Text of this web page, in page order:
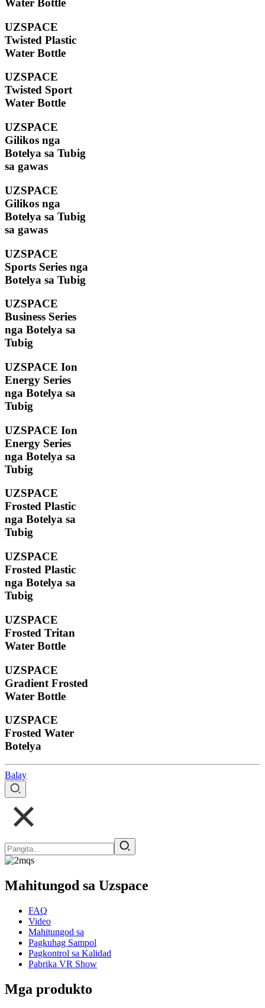
Water Bottle
UZSPACE
Twisted Plastic
Water Bottle
UZSPACE
Twisted Sport
Water Bottle
UZSPACE
Gilikos nga
Botelya sa Tubig
sa gawas
UZSPACE
Gilikos nga
Botelya sa Tubig
sa gawas
UZSPACE
Sports Series nga
Botelya sa Tubig
UZSPACE
Business Series
nga Botelya sa
Tubig
UZSPACE Ion
Energy Series
nga Botelya sa
Tubig
UZSPACE Ion
Energy Series
nga Botelya sa
Tubig
UZSPACE
Frosted Plastic
nga Botelya sa
Tubig
UZSPACE
Frosted Plastic
nga Botelya sa
Tubig
UZSPACE
Frosted Tritan
Water Bottle
UZSPACE
Gradient Frosted
Water Bottle
UZSPACE
Frosted Water
Botelya
Balay
Mahitungod sa Uzspace
FAQ
Video
Mahitungod sa
Pagkuhag Sampol
Pagkontrol sa Kalidad
Pabrika VR Show
Mga produkto